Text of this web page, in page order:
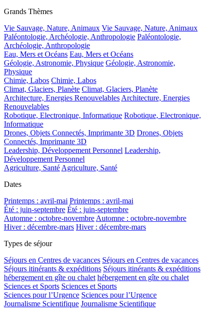
Grands Thèmes
Vie Sauvage, Nature, Animaux Vie Sauvage, Nature, Animaux
Paléontologie, Archéologie, Anthropologie Paléontologie,
Archéologie, Anthropologie
Eau, Mers et Océans Eau, Mers et Océans
Géologie, Astronomie, Physique Géologie, Astronomie,
Physique
Chimie, Labos Chimie, Labos
Climat, Glaciers, Planète Climat, Glaciers, Planète
Architecture, Energies RenouvelablesArchitecture, Energies
Renouvelables
Robotique, Electronique, Informatique Robotique, Electronique,
Informatique
Drones, Objets Connectés, Imprimante 3D Drones, Objets
Connectés, Imprimante 3D
Leadership, Développement Personnel Leadership,
Développement Personnel
Agriculture, SantéAgriculture, Santé
Dates
Printemps : avril-mai Printemps : avril-mai
Été : juin-septembre Été : juin-septembre
Automne : octobre-novembreAutomne : octobre-novembre
Hiver : décembre-mars Hiver : décembre-mars
Types de séjour
Séjours en Centres de vacances Séjours en Centres de vacances
Séjours itinérants & expéditions Séjours itinérants & expéditions
hébergement en gîte ou chalet hébergement en gîte ou chalet
Sciences et Sports Sciences et Sports
Sciences pour l’Urgence Sciences pour l’Urgence
Journalisme Scientifique Journalisme Scientifique